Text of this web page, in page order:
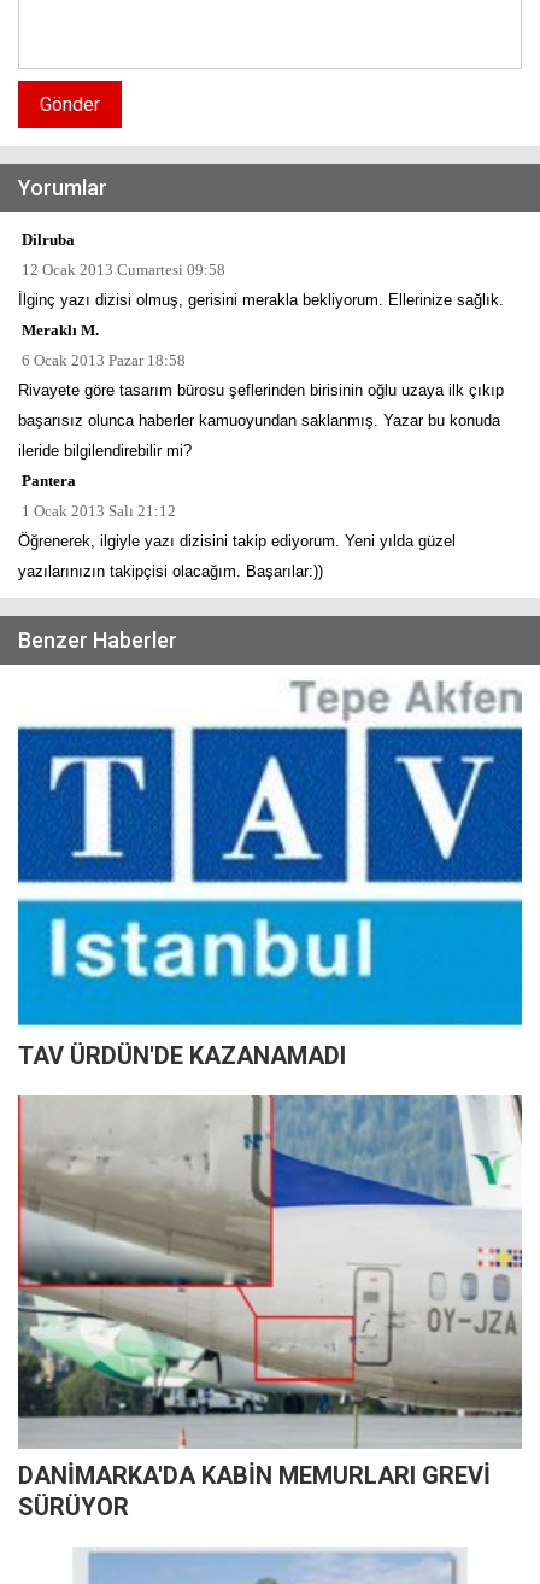
Gönder
Yorumlar
Dilruba
12 Ocak 2013 Cumartesi 09:58
İlginç yazı dizisi olmuş, gerisini merakla bekliyorum. Ellerinize sağlık.
Meraklı M.
6 Ocak 2013 Pazar 18:58
Rivayete göre tasarım bürosu şeflerinden birisinin oğlu uzaya ilk çıkıp
başarısız olunca haberler kamuoyundan saklanmış. Yazar bu konuda
ileride bilgilendirebilir mi?
Pantera
1 Ocak 2013 Salı 21:12
Öğrenerek, ilgiyle yazı dizisini takip ediyorum. Yeni yılda güzel
yazılarınızın takipçisi olacağım. Başarılar:))
Benzer Haberler
TAV ÜRDÜN'DE KAZANAMADI
DANİMARKA'DA KABİN MEMURLARI GREVİ
SÜRÜYOR